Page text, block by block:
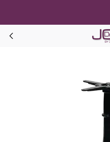
PALMIRA
Informativa sulla raccolta
Le tue